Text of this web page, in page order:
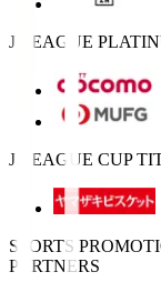
J.LEAGUE
J.LEAGUE CUP
SPORTS
PARTNERS